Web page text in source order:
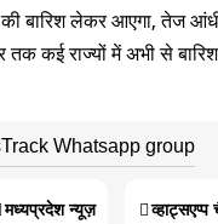
लेकर आएगा, तेज
तक कई राज्यों में अभी से
Whatsapp group
मध्यप्रदेश न्यूज़